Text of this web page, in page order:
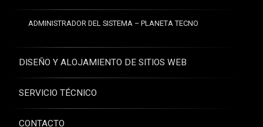
ADMINISTRADOR DEL SISTEMA – PLANETA TECNO
DISEÑO Y ALOJAMIENTO DE SITIOS WEB
SERVICIO TÉCNICO
CONTACTO